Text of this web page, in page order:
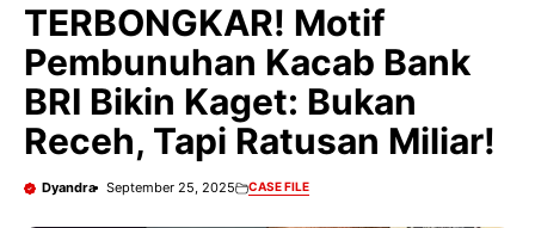
Ratusan Miliar!
TERBONGKAR! Motif
Pembunuhan Kacab Bank
BRI Bikin Kaget: Bukan
Receh, Tapi Ratusan Miliar!
Dyandra September 25, 2025 CASE FILE